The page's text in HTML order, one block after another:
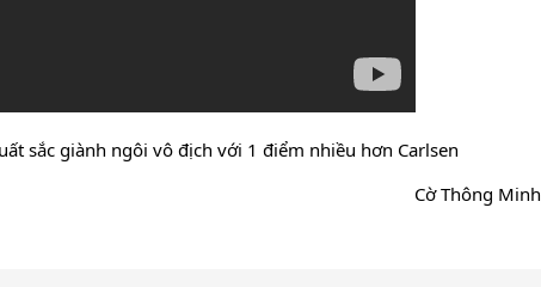
sắc giành ngôi vô địch với 1 điểm nhiều hơn Carlsen
Cờ Thông Minh